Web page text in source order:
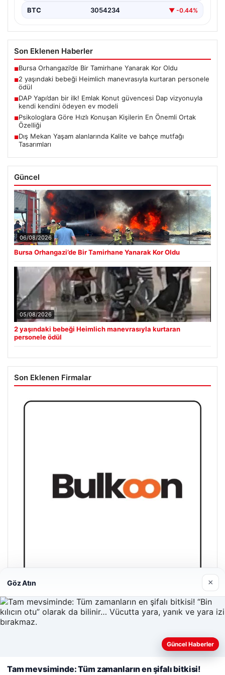
BTC 3054234 ▼ -0.44%
Son Eklenen Haberler
■Bursa Orhangazi’de Bir Tamirhane Yanarak Kor Oldu
■2 yaşındaki bebeği Heimlich manevrasıyla kurtaran personele
ödül
■DAP Yapı’dan bir ilk! Emlak Konut güvencesi Dap vizyonuyla
kendi kendini ödeyen ev modeli
■Psikologlara Göre Hızlı Konuşan Kişilerin En Önemli Ortak
Özelliği
■Dış Mekan Yaşam alanlarında Kalite ve bahçe mutfağı
Tasarımları
Güncel
06/08/2026
Bursa Orhangazi’de Bir Tamirhane Yanarak Kor Oldu
05/08/2026
2 yaşındaki bebeği Heimlich manevrasıyla kurtaran
personele ödül
Son Eklenen Firmalar
Bulkoon Toptan Ayakkabı
03/05/2026
deneyiminizi kişiselleştirmek ve geliştirmek amacıyla çerezler
Göz Atın ×
Güncel Haberler
Tam mevsiminde: Tüm zamanların en şifalı bitkisi!